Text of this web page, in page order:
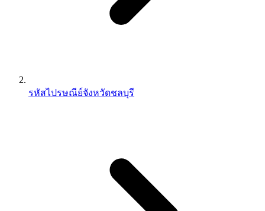
รหัสไปรษณีย์จังหวัดชลบุรี